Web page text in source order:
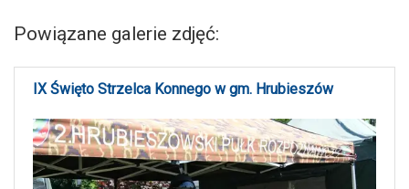
Powiązane galerie zdjęć:
IX Święto Strzelca Konnego w gm. Hrubieszów